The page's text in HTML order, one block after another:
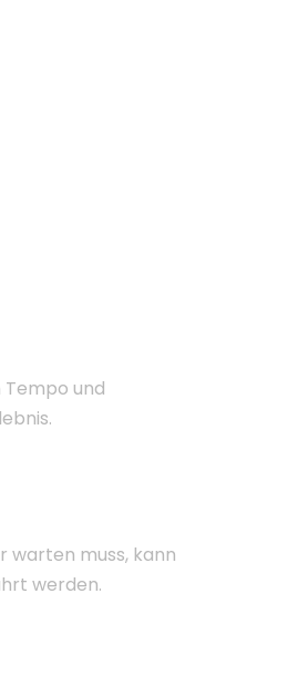
und
warten muss, kann
werden.